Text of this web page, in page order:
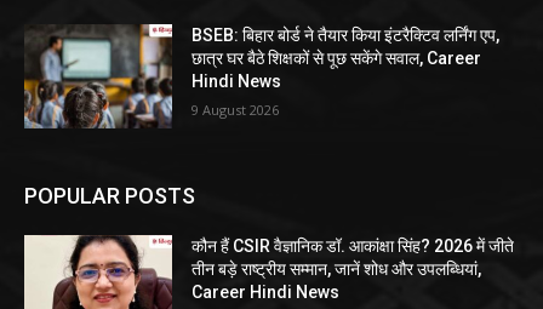
BSEB: बिहार बोर्ड ने तैयार किया इंटरैक्टिव लर्निंग एप,
छात्र घर बैठे शिक्षकों से पूछ सकेंगे सवाल, Career
Hindi News
9 August 2026
POPULAR POSTS
कौन हैं CSIR वैज्ञानिक डॉ. आकांक्षा सिंह? 2026 में जीते
तीन बड़े राष्ट्रीय सम्मान, जानें शोध और उपलब्धियां,
Career Hindi News